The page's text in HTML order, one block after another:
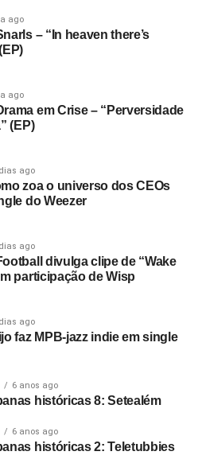
do
a caverna
uma música
em 2018. A gente já podia
ago
– “In heaven there’s
ago
em Crise – “Perversidade
(EP)
ago
zoa o universo dos CEOs
do Weezer
ago
divulga clipe de “Wake
participação de Wisp
ago
faz MPB-jazz indie em single
6 anos ago
históricas 8: Setealém
6 anos ago
históricas 2: Teletubbies